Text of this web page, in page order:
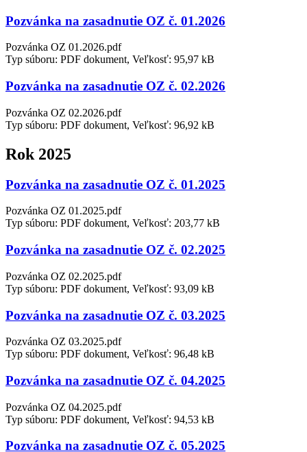
Pozvánka na zasadnutie OZ č. 01.2026
Pozvánka OZ 01.2026.pdf
Typ súboru: PDF dokument, Veľkosť: 95,97 kB
Pozvánka na zasadnutie OZ č. 02.2026
Pozvánka OZ 02.2026.pdf
Typ súboru: PDF dokument, Veľkosť: 96,92 kB
Rok 2025
Pozvánka na zasadnutie OZ č. 01.2025
Pozvánka OZ 01.2025.pdf
Typ súboru: PDF dokument, Veľkosť: 203,77 kB
Pozvánka na zasadnutie OZ č. 02.2025
Pozvánka OZ 02.2025.pdf
Typ súboru: PDF dokument, Veľkosť: 93,09 kB
Pozvánka na zasadnutie OZ č. 03.2025
Pozvánka OZ 03.2025.pdf
Typ súboru: PDF dokument, Veľkosť: 96,48 kB
Pozvánka na zasadnutie OZ č. 04.2025
Pozvánka OZ 04.2025.pdf
Typ súboru: PDF dokument, Veľkosť: 94,53 kB
Pozvánka na zasadnutie OZ č. 05.2025